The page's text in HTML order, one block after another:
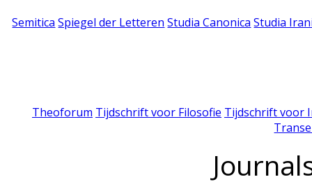
Semitica Spiegel der Letteren Studia Canonica Studia
Theoforum Tijdschrift voor Filosofie Tijdschrift voor